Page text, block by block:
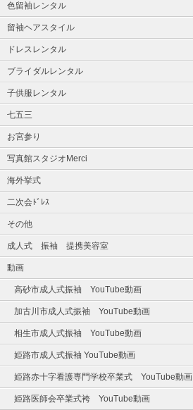
色留袖レンタル
留袖ヘアスタイル
ドレスレンタル
ブライダルレンタル
子供服レンタル
七五三
お宮参り
写真館スタジオMerci
海外挙式
二次会ﾄﾞﾚｽ
その他
成人式 振袖 提携美容室
動画
高砂市成人式振袖 YouTube動画
加古川市成人式振袖 YouTube動画
相生市成人式振袖 YouTube動画
姫路市成人式振袖 YouTube動画
姫路赤十字看護専門学校卒業式 YouTube動画
姫路医師会卒業式袴 YouTube動画